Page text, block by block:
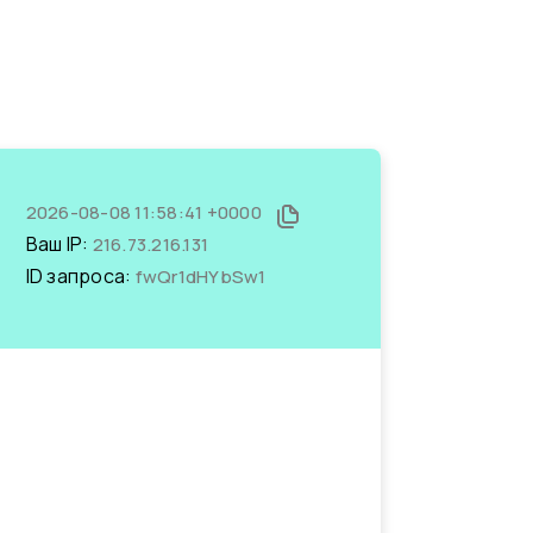
2026-08-08 11:58:41 +0000
Ваш IP: 216.73.216.131
ID запроса: fwQr1dHYbSw1